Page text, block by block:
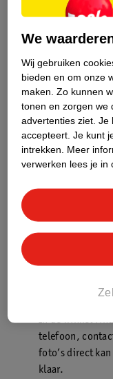
zelfzorg, ook
gezondheidsvraag
Stel je
Ook in deze
Kruidvat.nl
Laat je
Kruidvat is een
In de winkel
telefoon,
foto’s direct
klaar.
We
Wij gebruiken
bieden en om onze
maken. Zo kunnen
tonen en zorgen we
advertenties ziet. Je
accepteert. Je kunt
intrekken.
Meer
verwerken lees je in